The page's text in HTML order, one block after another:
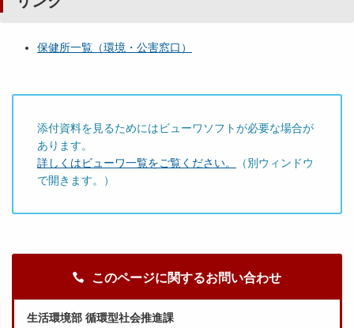
保健所一覧（環境・公害窓口）
添付資料を見るためにはビューワソフトが必要な場合が
あります。
詳しくはビューワ一覧をご覧ください。
（別ウィンドウ
で開きます。）
このページに関するお問い合わせ
生活環境部 循環型社会推進課